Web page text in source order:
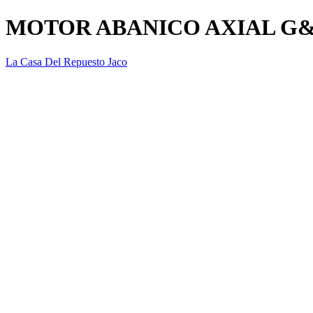
MOTOR ABANICO AXIAL
La Casa Del Repuesto Jaco